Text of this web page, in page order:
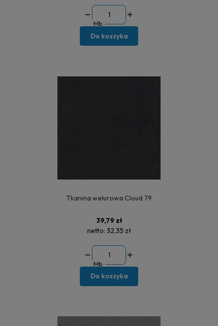
Mb
Do koszyka
Tkanina welurowa Cloud 79
39,79 zł
netto: 32,35 zł
Mb
Do koszyka